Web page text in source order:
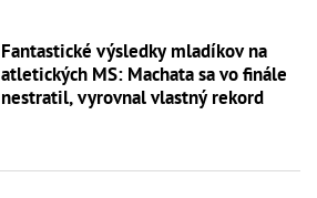
Fantastické výsledky mladíkov na
atletických MS: Machata sa vo finále
nestratil, vyrovnal vlastný rekord